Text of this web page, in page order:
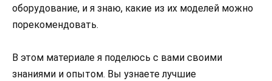
оборудование, и я знаю, какие из их моделей можно
порекомендовать.
В этом материале я поделюсь с вами своими
знаниями и опытом. Вы узнаете лучшие